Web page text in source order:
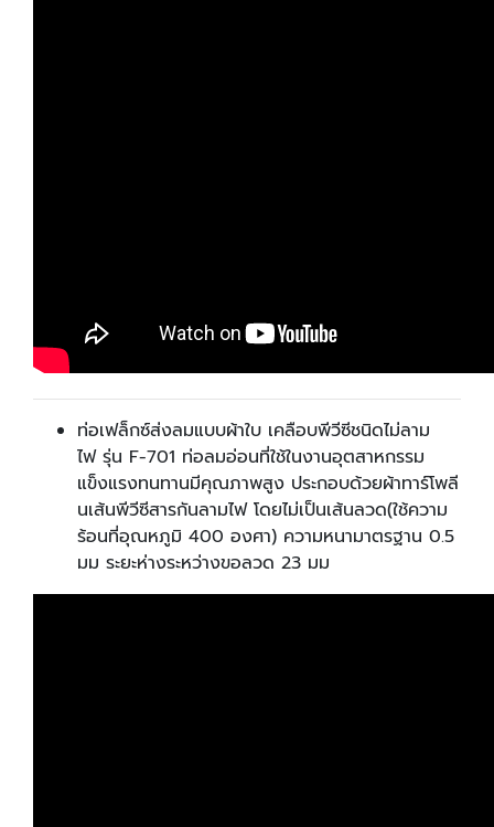
ท่อเฟล็กซ์ส่งลมแบบผ้าใบ เคลือบพีวีซีชนิดไม่ลาม
ไฟ รุ่น F-701 ท่อลมอ่อนที่ใช้ในงานอุตสาหกรรม
แข็งแรงทนทานมีคุณภาพสูง ประกอบด้วยผ้าทาร์โพลี
นเส้นพีวีซีสารกันลามไฟ โดยไม่เป็นเส้นลวด(ใช้ความ
ร้อนที่อุณหภูมิ 400 องศา) ความหนามาตรฐาน 0.5
มม ระยะห่างระหว่างขอลวด 23 มม